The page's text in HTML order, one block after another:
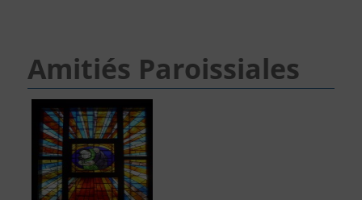
Amitiés Paroissiales